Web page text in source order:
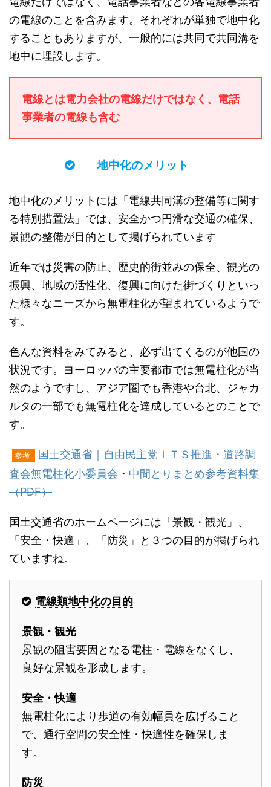
の電線のことを含みます。それぞれが単独で地中化
することもありますが、一般的には共同で共同溝を
地中に埋設します。
電線とは電力会社の電線だけではなく、電話
事業者の電線も含む
地中化のメリット
地中化のメリットには「電線共同溝の整備等に関す
る特別措置法」では、安全かつ円滑な交通の確保、
景観の整備が目的として掲げられています
近年では災害の防止、歴史的街並みの保全、観光の
振興、地域の活性化、復興に向けた街づくりといっ
た様々なニーズから無電柱化が望まれているようで
す。
色んな資料をみてみると、必ず出てくるのが他国の
状況です。ヨーロッパの主要都市では無電柱化が当
然のようですし、アジア圏でも香港や台北、ジャカ
ルタの一部でも無電柱化を達成しているとのことで
す。
参考
国土交通省｜自由民主党ＩＴＳ推進・道路調
査会無電柱化小委員会 ・ 中間とりまとめ参考資料集
（PDF）
国土交通省のホームページには「景観・観光」、
「安全・快適」、「防災」と３つの目的が掲げられ
ていますね。
電線類地中化の目的
景観・観光
景観の阻害要因となる電柱・電線をなくし、
良好な景観を形成します。
安全・快適
無電柱化により歩道の有効幅員を広げること
で、通行空間の安全性・快適性を確保しま
す。
防災